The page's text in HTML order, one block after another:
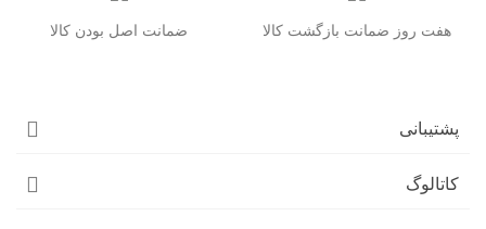
هفت روز ضمانت بازگشت کالا ضمانت اصل بودن کالا
پشتیبانی
کاتالوگ